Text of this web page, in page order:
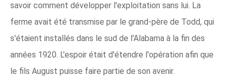
savoir comment développer l'exploitation sans lui. La
ferme avait été transmise par le grand-père de Todd, qui
s'étaient installés dans le sud de l'Alabama à la fin des
années 1920. L'espoir était d'étendre l'opération afin que
le fils August puisse faire partie de son avenir.